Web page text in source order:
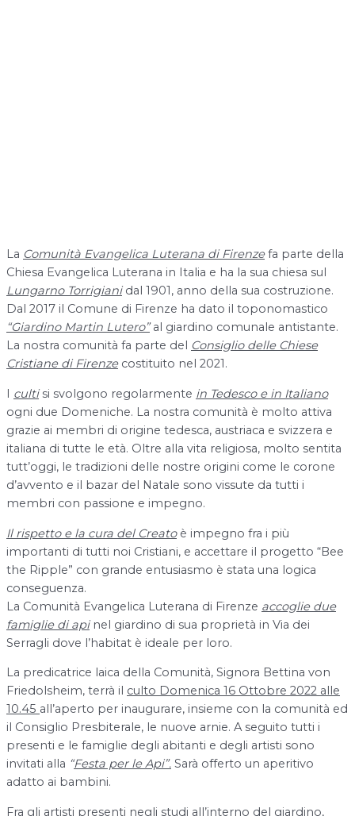
La Comunità Evangelica Luterana di Firenzefa parte della
Chiesa Evangelica Luterana in Italia e ha la sua chiesa sul
Lungarno Torrigianidal 1901, anno della sua costruzione.
Dal 2017 il Comune di Firenze ha dato il toponomastico
“Giardino Martin Lutero”al giardino comunale antistante.
La nostra comunità fa parte del
Consiglio delle Chiese
Cristiane di Firenze costituito nel 2021.
I cultisi svolgono regolarmente in Tedesco e in Italiano
ogni due Domeniche. La nostra comunità è molto attiva
grazie ai membri di origine tedesca, austriaca e svizzera e
italiana di tutte le età. Oltre alla vita religiosa, molto sentita
tutt’oggi, le tradizioni delle nostre origini come le corone
d’avvento e il bazar del Natale sono vissute da tutti i
membri con passione e impegno.
Il rispetto e la cura del Creatoè impegno fra i più
importanti di tutti noi Cristiani, e accettare il progetto “Bee
the Ripple” con grande entusiasmo è stata una logica
conseguenza.
La Comunità Evangelica Luterana di Firenze accoglie due
famiglie di apinel giardino di sua proprietà in Via dei
Serragli dove l’habitat è ideale per loro.
La predicatrice laica della Comunità, Signora Bettina von
Friedolsheim, terrà il culto Domenica 16 Ottobre 2022 alle
10.45 all’aperto per inaugurare, insieme con la comunità ed
il Consiglio Presbiterale, le nuove arnie. A seguito tutti i
presenti e le famiglie degli abitanti e degli artisti sono
invitati alla “Festa per le Api”. Sarà offerto un aperitivo
adatto ai bambini.
Fra gli artisti presenti negli studi all’interno del giardino,